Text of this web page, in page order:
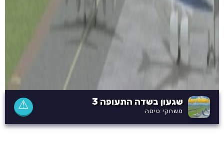
שגעון בשדה התעופה 3
משחקי טיסה ⚠